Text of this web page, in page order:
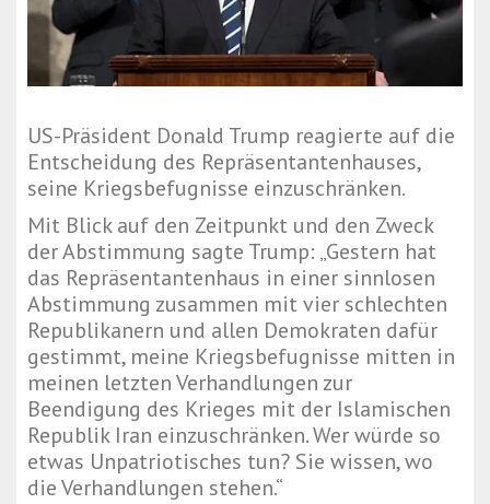
US-Präsident Donald Trump reagierte auf die
Entscheidung des Repräsentantenhauses,
seine Kriegsbefugnisse einzuschränken.
Mit Blick auf den Zeitpunkt und den Zweck
der Abstimmung sagte Trump: „Gestern hat
das Repräsentantenhaus in einer sinnlosen
Abstimmung zusammen mit vier schlechten
Republikanern und allen Demokraten dafür
gestimmt, meine Kriegsbefugnisse mitten in
meinen letzten Verhandlungen zur
Beendigung des Krieges mit der Islamischen
Republik Iran einzuschränken. Wer würde so
etwas Unpatriotisches tun? Sie wissen, wo
die Verhandlungen stehen.“